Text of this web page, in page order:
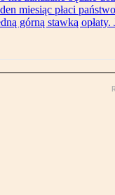
miesiąc płaci
górną stawką opłaty.